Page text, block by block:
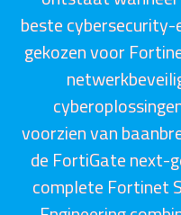
beste
gekozen voor
voorzien van
de FortiGate next-
complete Fortinet